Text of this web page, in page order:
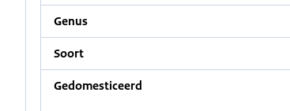
Genus
Soort
Gedomesticeerd